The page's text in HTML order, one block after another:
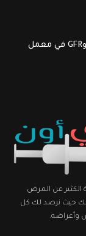
سعر تحليل وظائف الكلى ACR وGFR في معمل
عن المرض
حيث نرصد لك كل
وأعراضه.